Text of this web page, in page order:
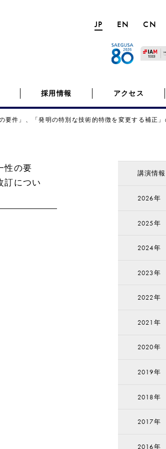
JP EN CN
採用情報 アクセス
件」、「発明の特別な技術的特徴を変更する補正
性の要
訂につい
講演情報
2026年
2025年
2024年
2023年
2022年
2021年
2020年
2019年
2018年
2017年
2016年